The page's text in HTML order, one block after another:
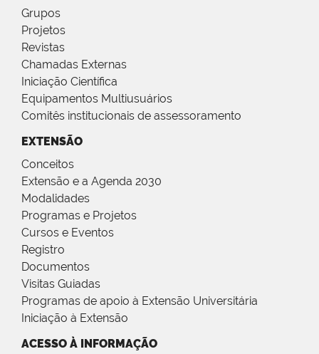
Grupos
Projetos
Revistas
Chamadas Externas
Iniciação Científica
Equipamentos Multiusuários
Comitês institucionais de assessoramento
EXTENSÃO
Conceitos
Extensão e a Agenda 2030
Modalidades
Programas e Projetos
Cursos e Eventos
Registro
Documentos
Visitas Guiadas
Programas de apoio à Extensão Universitária
Iniciação à Extensão
ACESSO À INFORMAÇÃO